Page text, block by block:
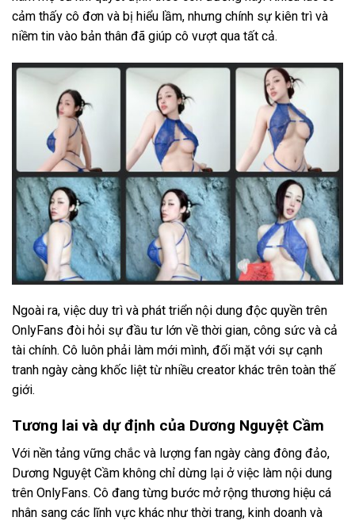
cảm thấy cô đơn và bị hiểu lầm, nhưng chính sự kiên trì và
niềm tin vào bản thân đã giúp cô vượt qua tất cả.
Ngoài ra, việc duy trì và phát triển nội dung độc quyền trên
OnlyFans đòi hỏi sự đầu tư lớn về thời gian, công sức và cả
tài chính. Cô luôn phải làm mới mình, đối mặt với sự cạnh
tranh ngày càng khốc liệt từ nhiều creator khác trên toàn thế
giới.
Tương lai và dự định của Dương Nguyệt Cầm
Với nền tảng vững chắc và lượng fan ngày càng đông đảo,
Dương Nguyệt Cầm không chỉ dừng lại ở việc làm nội dung
trên OnlyFans. Cô đang từng bước mở rộng thương hiệu cá
nhân sang các lĩnh vực khác như thời trang, kinh doanh và